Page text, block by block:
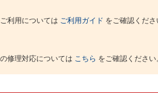
利用については ご利用ガイド をご確認くださ
修理対応については こちら をご確認ください